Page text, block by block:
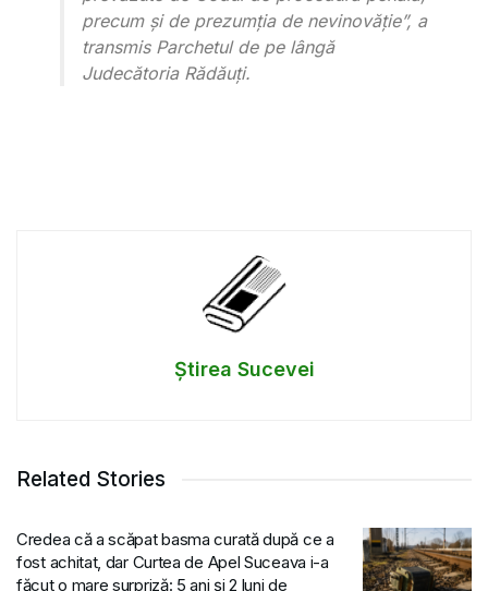
precum și de prezumția de nevinovăție”, a
transmis Parchetul de pe lângă
Judecătoria Rădăuți.
Știrea Sucevei
Related Stories
Credea că a scăpat basma curată după ce a
fost achitat, dar Curtea de Apel Suceava i-a
făcut o mare surpriză: 5 ani și 2 luni de